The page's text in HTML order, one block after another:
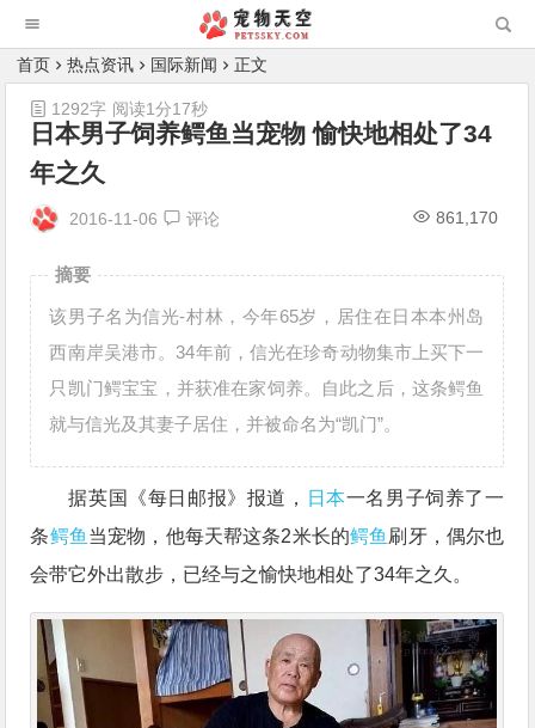
首页 热点资讯 国际新闻 正文
日本男子饲养鳄鱼当宠物 愉快地相处了34
年之久
2016-11-06 评论 861,170
1292字 阅读1分17秒
摘要
该男子名为信光-村林，今年65岁，居住在日本本州岛
西南岸吴港市。34年前，信光在珍奇动物集市上买下一
只凯门鳄宝宝，并获准在家饲养。自此之后，这条鳄鱼
就与信光及其妻子居住，并被命名为“凯门”。
据英国《每日邮报》报道， 日本一名男子饲养了一
条鳄鱼 当宠物，他每天帮这条2米长的鳄鱼 刷牙，偶尔也
会带它外出散步，已经与之愉快地相处了34年之久。